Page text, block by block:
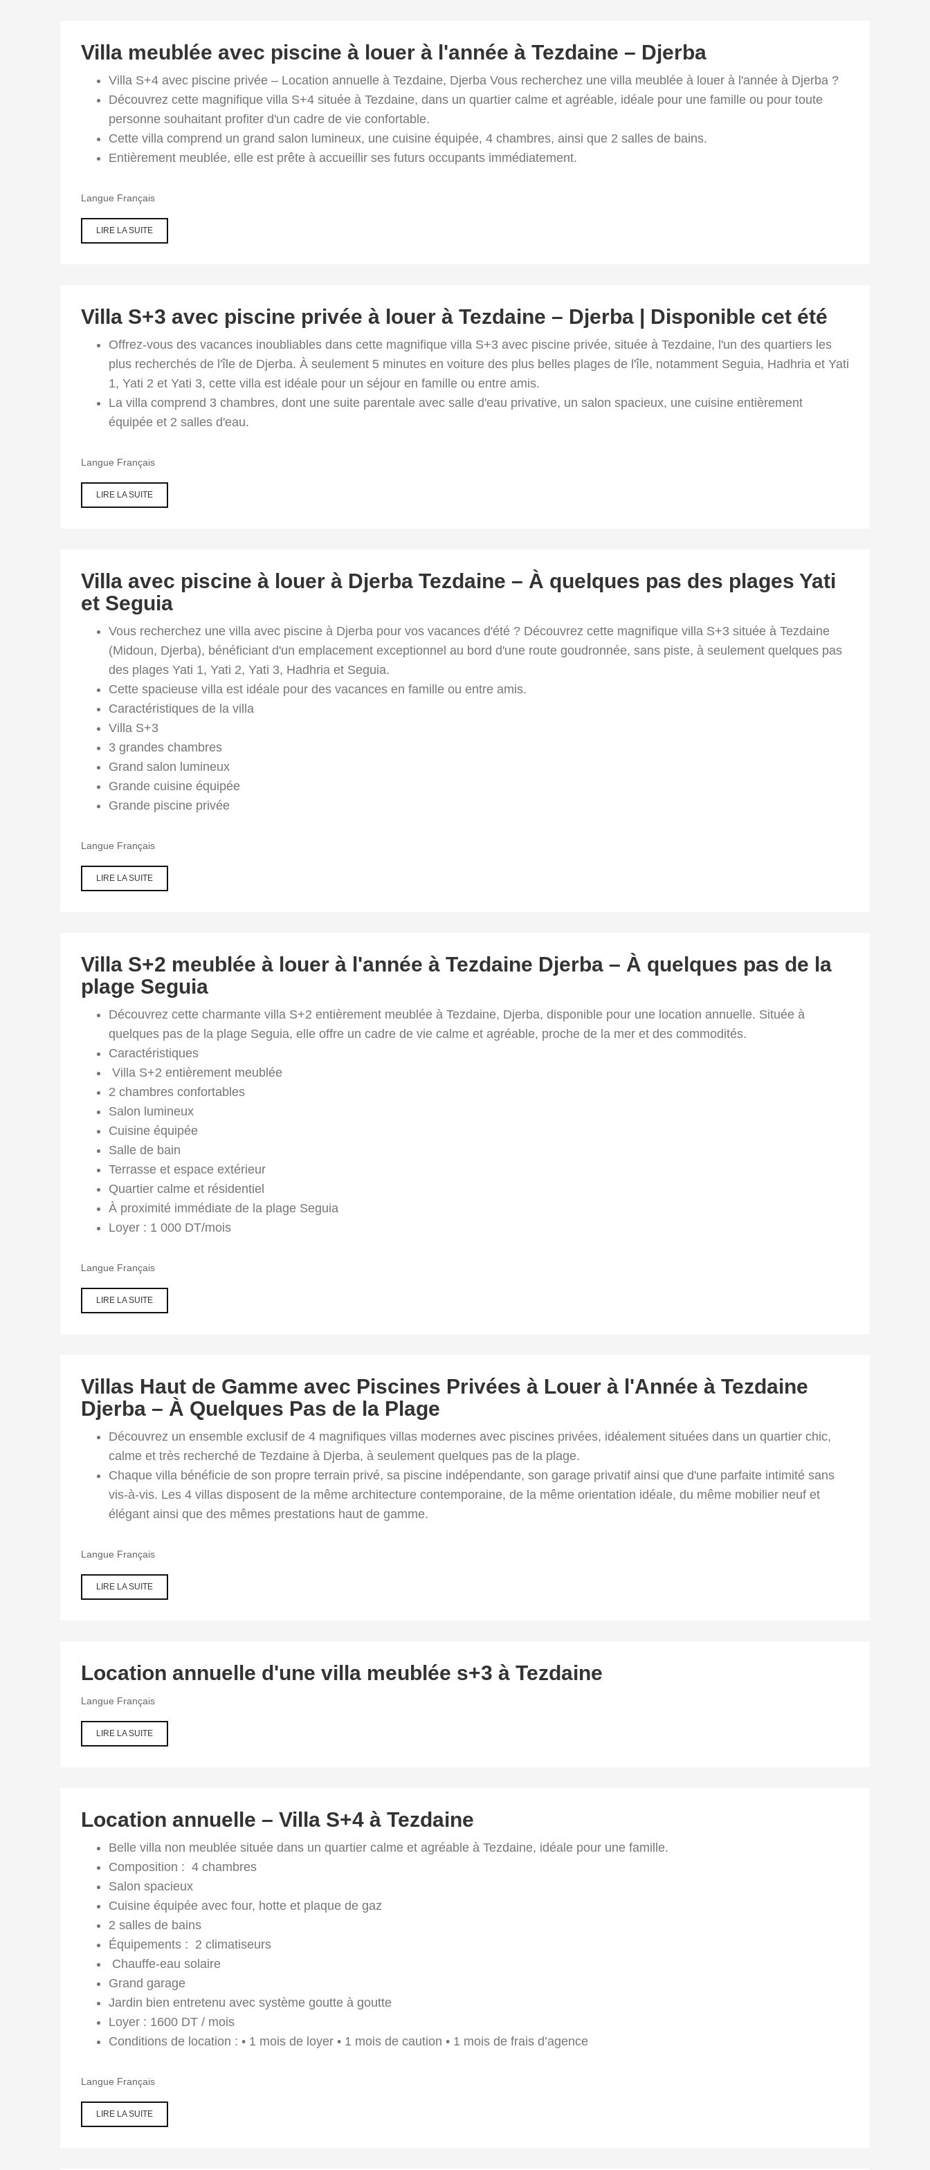
Villa meublée avec piscine à louer à l'année à Tezdaine – Djerba
Villa S+4 avec piscine privée – Location annuelle à Tezdaine, Djerba Vous recherchez une villa meublée à louer à l'année à Djerba ?
Découvrez cette magnifique villa S+4 située à Tezdaine, dans un quartier calme et agréable, idéale pour une famille ou pour toute
personne souhaitant profiter d'un cadre de vie confortable.
Cette villa comprend un grand salon lumineux, une cuisine équipée, 4 chambres, ainsi que 2 salles de bains.
Entièrement meublée, elle est prête à accueillir ses futurs occupants immédiatement.
Langue Français
LIRE LA SUITE
MEUBLÉE
TEZDAINE
– DJERBA
Villa S+3 avec piscine privée à louer à Tezdaine – Djerba | Disponible cet été
Offrez-vous des vacances inoubliables dans cette magnifique villa S+3 avec piscine privée, située à Tezdaine, l'un des quartiers les
plus recherchés de l'île de Djerba. À seulement 5 minutes en voiture des plus belles plages de l'île, notamment Seguia, Hadhria et Yati
1, Yati 2 et Yati 3, cette villa est idéale pour un séjour en famille ou entre amis.
La villa comprend 3 chambres, dont une suite parentale avec salle d'eau privative, un salon spacieux, une cuisine entièrement
équipée et 2 salles d'eau.
Langue Français
LIRE LA SUITE
S+3 AVEC
DISPONIBLE
CET ÉTÉ
Villa avec piscine à louer à Djerba Tezdaine – À quelques pas des plages Yati
et Seguia
Vous recherchez une villa avec piscine à Djerba pour vos vacances d'été ? Découvrez cette magnifique villa S+3 située à Tezdaine
(Midoun, Djerba), bénéficiant d'un emplacement exceptionnel au bord d'une route goudronnée, sans piste, à seulement quelques pas
des plages Yati 1, Yati 2, Yati 3, Hadhria et Seguia.
Cette spacieuse villa est idéale pour des vacances en famille ou entre amis.
Caractéristiques de la villa
Villa S+3
3 grandes chambres
Grand salon lumineux
Grande cuisine équipée
Grande piscine privée
Langue Français
LIRE LA SUITE
AVEC
QUELQUES
PAS DES
PLAGES
YATI ET
Villa S+2 meublée à louer à l'année à Tezdaine Djerba – À quelques pas de la
plage Seguia
Découvrez cette charmante villa S+2 entièrement meublée à Tezdaine, Djerba, disponible pour une location annuelle. Située à
quelques pas de la plage Seguia, elle offre un cadre de vie calme et agréable, proche de la mer et des commodités.
Caractéristiques
Villa S+2 entièrement meublée
2 chambres confortables
Salon lumineux
Cuisine équipée
Salle de bain
Terrasse et espace extérieur
Quartier calme et résidentiel
À proximité immédiate de la plage Seguia
Loyer : 1 000 DT/mois
Langue Français
LIRE LA SUITE
S+2
À
QUELQUES
PAS DE LA
PLAGE
Villas Haut de Gamme avec Piscines Privées à Louer à l'Année à Tezdaine
Djerba – À Quelques Pas de la Plage
Découvrez un ensemble exclusif de 4 magnifiques villas modernes avec piscines privées, idéalement situées dans un quartier chic,
calme et très recherché de Tezdaine à Djerba, à seulement quelques pas de la plage.
Chaque villa bénéficie de son propre terrain privé, sa piscine indépendante, son garage privatif ainsi que d'une parfaite intimité sans
vis-à-vis. Les 4 villas disposent de la même architecture contemporaine, de la même orientation idéale, du même mobilier neuf et
élégant ainsi que des mêmes prestations haut de gamme.
Langue Français
LIRE LA SUITE
HAUT DE
L'ANNÉE À
TEZDAINE
À
Location annuelle d'une villa meublée s+3 à Tezdaine
Langue Français
LIRE LA SUITE
LOCATION
TEZDAINE
Location annuelle – Villa S+4 à Tezdaine
Belle villa non meublée située dans un quartier calme et agréable à Tezdaine, idéale pour une famille.
Composition : 4 chambres
Salon spacieux
Cuisine équipée avec four, hotte et plaque de gaz
2 salles de bains
Équipements : 2 climatiseurs
Chauffe-eau solaire
Grand garage
Jardin bien entretenu avec système goutte à goutte
Loyer : 1600 DT / mois
Conditions de location : • 1 mois de loyer • 1 mois de caution • 1 mois de frais d’agence
Langue Français
LIRE LA SUITE
LOCATION